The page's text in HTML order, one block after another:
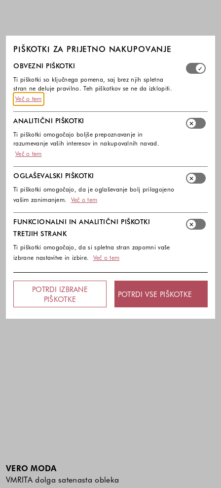
VERO MODA
VMRITA dolga satenasta obleka
PIŠKOTKI ZA PRIJETNO NAKUPOVANJE
Izberite, katere skupine piškotkov dovolite. Obvezni
OBVEZNI PIŠKOTKI
Ti piškotki so ključnega pomena, saj brez njih spletna
stran ne deluje pravilno. Teh piškotkov se ne da izklopiti.
Več o tem
ANALITIČNI PIŠKOTKI
Ti piškotki omogočajo boljše prepoznavanje in
razumevanje vaših interesov in nakupovalnih navad.
Več o tem
OGLAŠEVALSKI PIŠKOTKI
Ti piškotki omogočajo, da je oglaševanje bolj prilagojeno
vašim zanimanjem.
Več o tem
FUNKCIONALNI IN ANALITIČNI PIŠKOTKI
TRETJIH STRANK
Ti piškotki omogočajo, da si spletna stran zapomni vaše
izbrane nastavitve in izbire.
Več o tem
POTRDI IZBRANE
PIŠKOTKE
POTRDI VSE PIŠKOTKE